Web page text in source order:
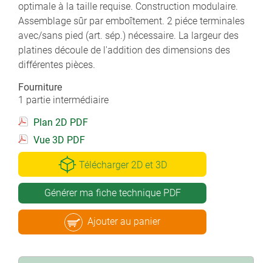
optimale à la taille requise. Construction modulaire.
Assemblage sûr par emboîtement. 2 piéce terminales
avec/sans pied (art. sép.) nécessaire. La largeur des
platines découle de l'addition des dimensions des
différentes pièces.
Fourniture
1 partie intermédiaire
Plan 2D PDF
Vue 3D PDF
Télécharger 2D et 3D
Générer ma fiche technique PDF
Ajouter au panier